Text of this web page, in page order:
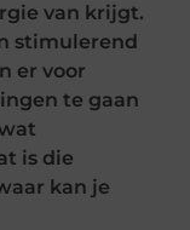
van krijgt.
stimulerend
er voor
te gaan
is die
kan je